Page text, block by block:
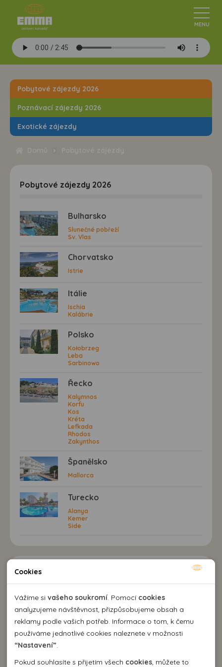
Pobytové zájezdy 2026
Poznávací zájezdy 2026
Exotické zájezdy
Pobytové zájezdy 2026
Bulharsko
Slunečné pobřeží
Sv. Vlas
Chorvatsko
Istrie
Itálie
Ischia
Kalábrie
Polsko
Kołobrzeg
Leba
Sarbinowo
Řecko
Kalymnos
Korfu
Kos
Kréta
Lefkada
Rhodos
Zakynthos
Španělsko
Mallorca
Turecko
Alanya
Kemer
Side
Kontaktujte nás
EMMA Agency spol. s r.o.
cestovní kancelář
Kozí 10, 602 00 Brno
+420 542 214 343
emma@emma.cz
Cookies
Vážíme si vašeho soukromí. Pomocí cookies
analyzujeme návštěvnost, přizpůsobujeme obsah a
reklamy podle vašich potřeb. Informace o tom, k čemu
používáme jednotlivé cookies naleznete v možnosti
“Nastavení”.
Pokud souhlasíte s přijetím všech cookies, můžete to
Nutné cookies pomáhají, aby byla webová stránka
použitelná tak, že umožní základní funkce jako navigace
stránky a přístup k zabezpečeným sekcím webové stránky.
Webová stránka nemůže správně fungovat bez těchto
cookies.